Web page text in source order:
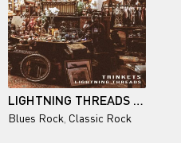
LIGHTNING THREADS / TRINKETS
Blues Rock Classic Rock